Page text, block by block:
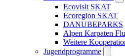
Ecovisit SKAT
Ecoregion SKAT
DANUBEPARKS
Alpen Karpaten
Weitere
Jugendprogramme